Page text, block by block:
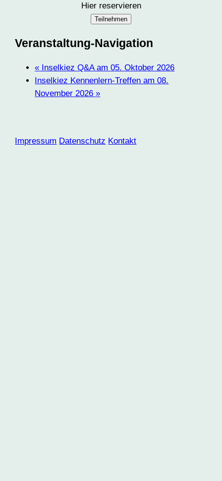
Hier reservieren
Teilnehmen
Veranstaltung-Navigation
« Inselkiez Q&A am 05. Oktober 2026
Inselkiez Kennenlern-Treffen am 08.
November 2026»
Impressum Datenschutz Kontakt